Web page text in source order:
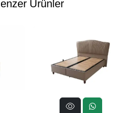
Ürünler